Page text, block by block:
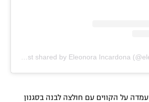
A post shared by Eleonora Incardona (@eleonoraincardona)
אינקרדונה בת ה-35 עמדה על הקווים עם חולצה לבנה בסגנון